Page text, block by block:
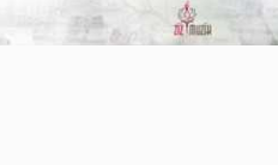
Video